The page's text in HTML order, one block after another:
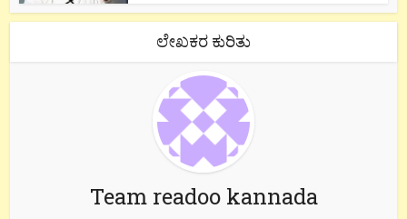
ಲೇಖಕರ ಕುರಿತು
Team readoo kannada